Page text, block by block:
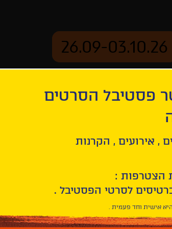
26.09-03.10.26
פסטיבל הסרטים
, אירועים , הקרנות
הצטרפות :
אישית וחד פעמית .